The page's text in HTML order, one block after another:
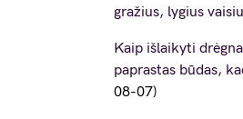
gražius, lygius
Kaip išlaikyti
paprastas būdas,
08-07